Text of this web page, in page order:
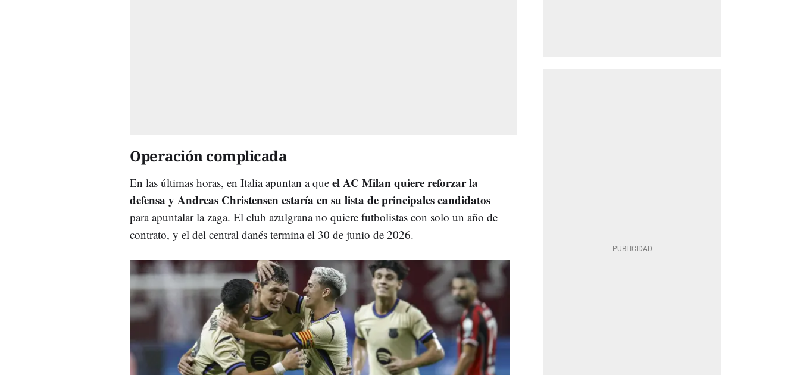
Operación complicada
En las últimas horas, en Italia apuntan a que el AC Milan quiere reforzar la
defensa y Andreas Christensen estaría en su lista de principales candidatos
para apuntalar la zaga. El club azulgrana no quiere futbolistas con solo un año de
contrato, y el del central danés termina el 30 de junio de 2026.